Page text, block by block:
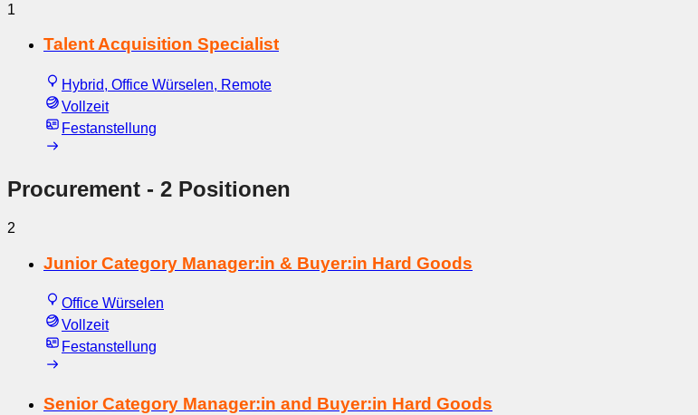
1
Talent Acquisition Specialist
Hybrid, Office Würselen, Remote
Vollzeit
Festanstellung
Procurement - 2 Positionen
2
Junior Category Manager:in & Buyer:in Hard Goods
Office Würselen
Vollzeit
Festanstellung
Senior Category Manager:in and Buyer:in Hard Goods